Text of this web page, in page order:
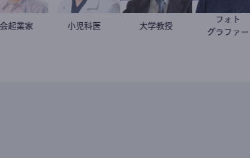
駒崎弘樹
社会起業家 今西洋介
小児科医 加藤忠史
大学教授
グ